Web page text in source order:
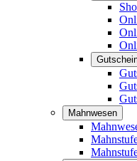
Mahnwesen